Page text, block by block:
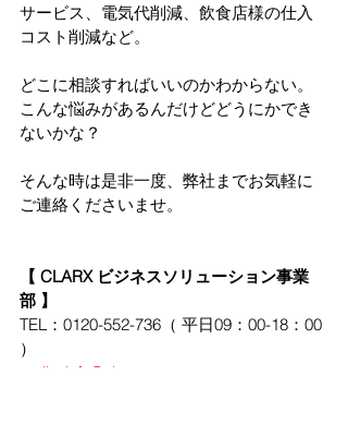
サービス、電気代削減、飲食店様の仕入
コスト削減など。
どこに相談すればいいのかわからない。
こんな悩みがあるんだけどどうにかでき
ないかな？
そんな時は是非一度、弊社までお気軽に
ご連絡くださいませ。
【 CLARX ビジネスソリューション事業
部 】
TEL：0120-552-736（ 平日09：00-18：00
）
mail：info@clarx-group.com